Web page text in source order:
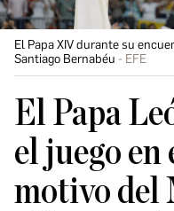
El Papa XIV durante su
Santiago Bernabéu
EFE
El Papa
el juego en
motivo del